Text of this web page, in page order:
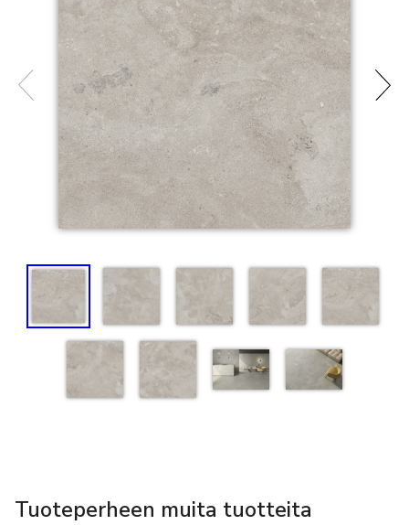
Tuoteperheen muita tuotteita